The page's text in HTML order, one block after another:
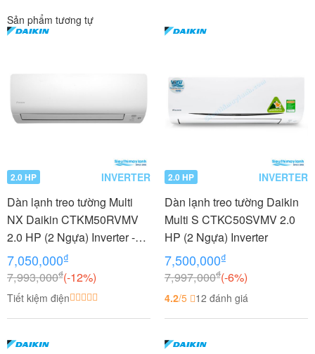
Sản phẩm tương tự
2.0 HP INVERTER
Dàn lạnh treo tường Multi
NX Daikin CTKM50RVMV
2.0 HP (2 Ngựa) Inverter -
Gas R32
7,050,000₫
7,993,000₫(-12%)
Tiết kiệm điện
2.0 HP INVERTER
Dàn lạnh treo tường Daikin
Multi S CTKC50SVMV 2.0
HP (2 Ngựa) Inverter
7,500,000₫
7,997,000₫(-6%)
4.2/5 12 đánh giá